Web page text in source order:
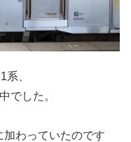
、
でした。
わっていたのです